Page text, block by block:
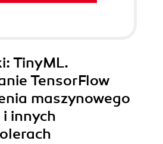
: TinyML.
TensorFlow
maszynowego
innych